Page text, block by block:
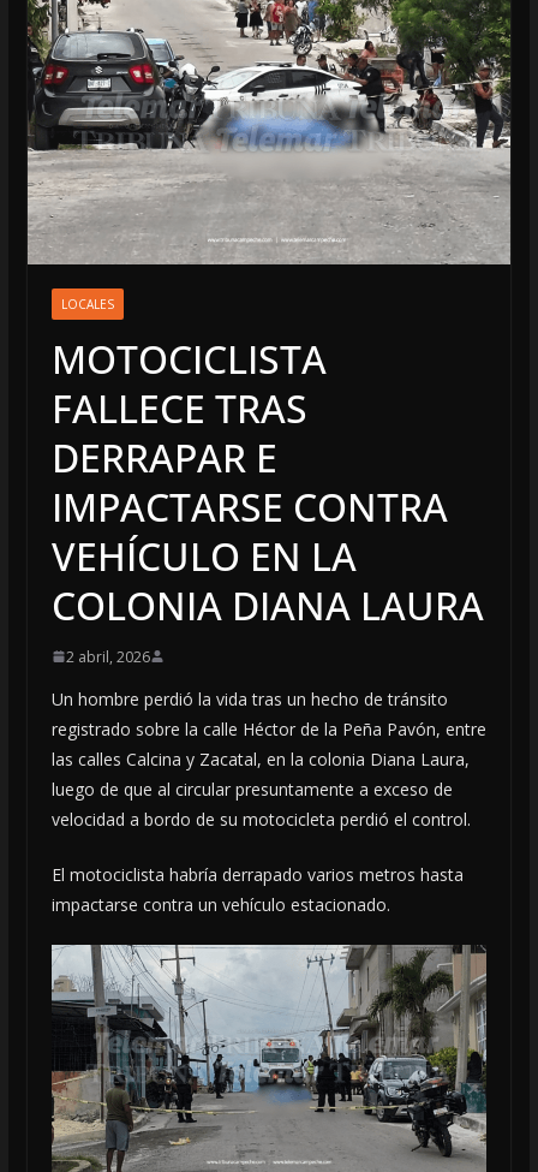
LOCALES
MOTOCICLISTA
FALLECE TRAS
DERRAPAR E
IMPACTARSE CONTRA
VEHÍCULO EN LA
COLONIA DIANA LAURA
2 abril, 2026
Un hombre perdió la vida tras un hecho de tránsito
registrado sobre la calle Héctor de la Peña Pavón, entre
las calles Calcina y Zacatal, en la colonia Diana Laura,
luego de que al circular presuntamente a exceso de
velocidad a bordo de su motocicleta perdió el control.
El motociclista habría derrapado varios metros hasta
impactarse contra un vehículo estacionado.